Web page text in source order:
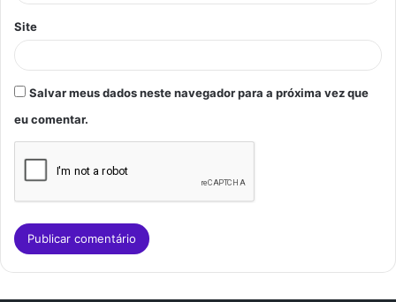
Site
Salvar meus dados neste navegador para a próxima vez que
eu comentar.